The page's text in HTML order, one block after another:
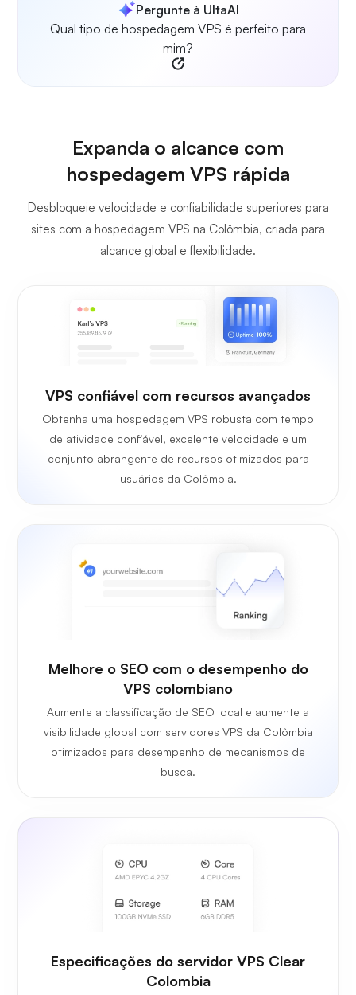
Pergunte à UltaAI
Qual tipo de hospedagem VPS é perfeito para
mim?
Expanda o alcance com
hospedagem VPS rápida
Desbloqueie velocidade e confiabilidade superiores para
sites com a hospedagem VPS na Colômbia, criada para
alcance global e flexibilidade.
VPS confiável com recursos avançados
Obtenha uma hospedagem VPS robusta com tempo
de atividade confiável, excelente velocidade e um
conjunto abrangente de recursos otimizados para
usuários da Colômbia.
Melhore o SEO com o desempenho do
VPS colombiano
Aumente a classificação de SEO local e aumente a
visibilidade global com servidores VPS da Colômbia
otimizados para desempenho de mecanismos de
busca.
Especificações do servidor VPS Clear
Colombia